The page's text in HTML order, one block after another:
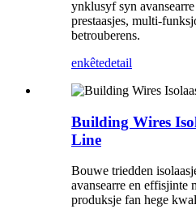
ynklusyf syn
prestaasjes, multi-
betrouberens.
enkêtedetail
Building Wires
Line
Bouwe triedden
avansearre en effisjinte
produksje fan hege